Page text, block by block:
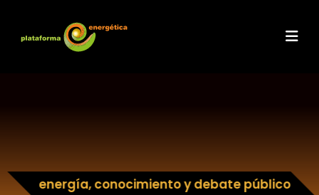
energía, conocimiento y debate público